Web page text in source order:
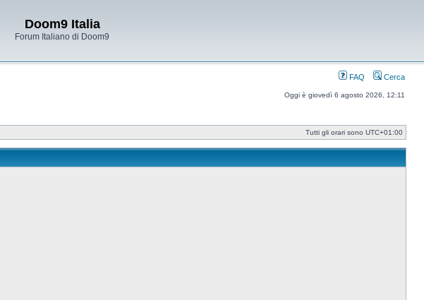
Doom9 Italia
Forum Italiano di Doom9
FAQ Cerca
Oggi è giovedì 6 agosto 2026, 12:11
Tutti gli orari sono UTC+01:00